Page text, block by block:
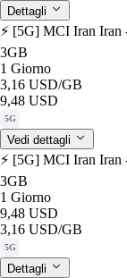
Dettagli
⚡️ [5G] MCI Iran
3GB
1 Giorno
3,16 USD/GB
9,48 USD
5G
Vedi dettagli
⚡️ [5G] MCI Iran
3GB
1 Giorno
9,48 USD
3,16 USD/GB
5G
Dettagli